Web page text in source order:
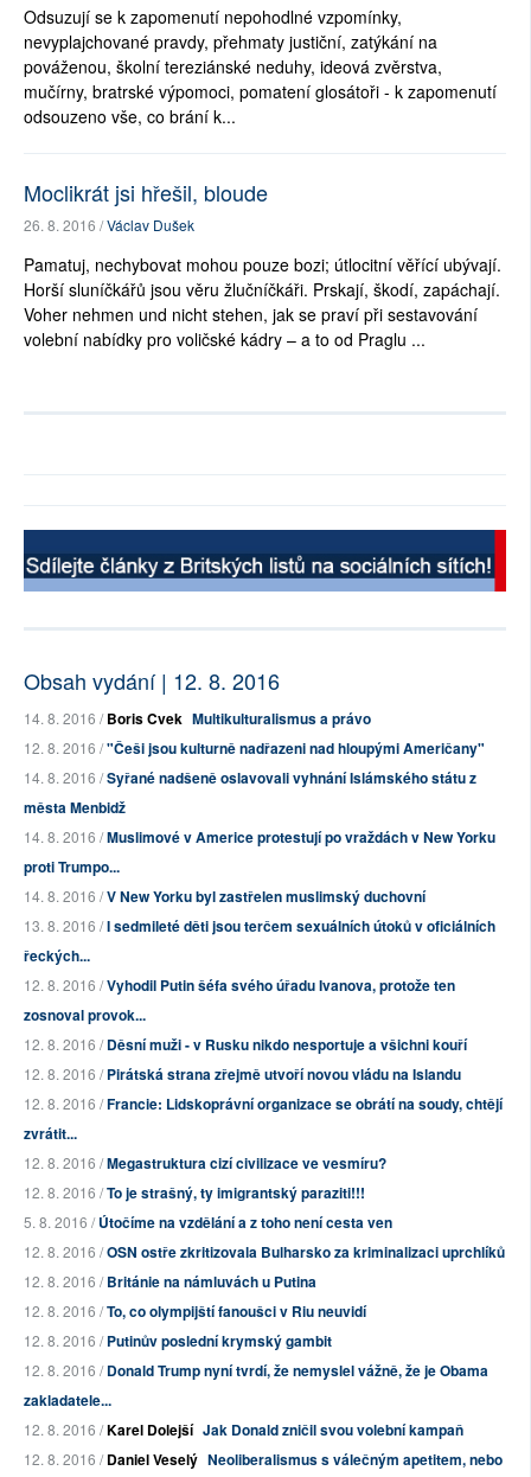
Odsuzují se k zapomenutí nepohodlné vzpomínky,
nevyplajchované pravdy, přehmaty justiční, zatýkání na
pováženou, školní tereziánské neduhy, ideová zvěrstva,
mučírny, bratrské výpomoci, pomatení glosátoři - k zapomenutí
odsouzeno vše, co brání k...
Moclikrát jsi hřešil, bloude
26. 8. 2016 /Václav Dušek
Pamatuj, nechybovat mohou pouze bozi; útlocitní věřící ubývají.
Horší sluníčkářů jsou věru žlučníčkáři. Prskají, škodí, zapáchají.
Voher nehmen und nicht stehen, jak se praví při sestavování
volební nabídky pro voličské kádry – a to od Praglu ...
Obsah vydání | 12. 8. 2016
14. 8. 2016 /Boris Cvek Multikulturalismus a právo
12. 8. 2016 /"Češi jsou kulturně nadřazeni nad hloupými Američany"
14. 8. 2016 /Syřané nadšeně oslavovali vyhnání Islámského státu z
města Menbidž
14. 8. 2016 /Muslimové v Americe protestují po vraždách v New Yorku
proti Trumpo...
14. 8. 2016 /V New Yorku byl zastřelen muslimský duchovní
13. 8. 2016 /I sedmileté děti jsou terčem sexuálních útoků v oficiálních
řeckých...
12. 8. 2016 /Vyhodil Putin šéfa svého úřadu Ivanova, protože ten
zosnoval provok...
12. 8. 2016 /Děsní muži - v Rusku nikdo nesportuje a všichni kouří
12. 8. 2016 /Pirátská strana zřejmě utvoří novou vládu na Islandu
12. 8. 2016 /Francie: Lidskoprávní organizace se obrátí na soudy, chtějí
zvrátit...
12. 8. 2016 /Megastruktura cizí civilizace ve vesmíru?
12. 8. 2016 /To je strašný, ty imigrantský paraziti!!!
5. 8. 2016 /Útočíme na vzdělání a z toho není cesta ven
12. 8. 2016 /OSN ostře zkritizovala Bulharsko za kriminalizaci uprchlíků
12. 8. 2016 /Británie na námluvách u Putina
12. 8. 2016 /To, co olympijští fanoušci v Riu neuvidí
12. 8. 2016 /Putinův poslední krymský gambit
12. 8. 2016 /Donald Trump nyní tvrdí, že nemyslel vážně, že je Obama
zakladatele...
12. 8. 2016 /Karel Dolejší Jak Donald zničil svou volební kampaň
12. 8. 2016 /Daniel Veselý Neoliberalismus s válečným apetitem, nebo